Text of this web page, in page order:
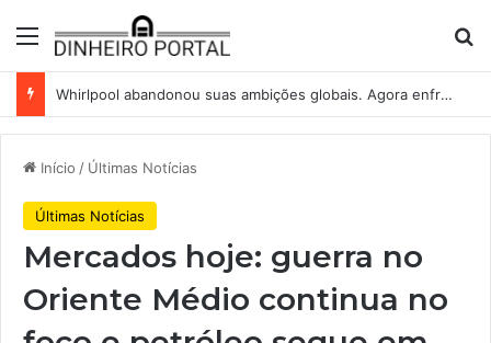
Menu
Whirlpool abandonou suas ambições globais. Agora enfrenta um mundo de dificuldades
Início / Últimas Notícias
Últimas Notícias
Mercados hoje: guerra no
Oriente Médio continua no